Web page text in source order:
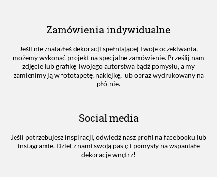
Zamówienia indywidualne
Jeśli nie znalazłeś dekoracji spełniającej Twoje oczekiwania,
możemy wykonać projekt na specjalne zamówienie. Prześlij nam
zdjęcie lub grafikę Twojego autorstwa bądź pomysłu, a my
zamienimy ją w fototapetę, naklejkę, lub obraz wydrukowany na
płótnie.
Social media
Jeśli potrzebujesz inspiracji, odwiedź nasz profil na facebooku lub
instagramie. Dziel z nami swoją pasję i pomysły na wspaniałe
dekoracje wnętrz!